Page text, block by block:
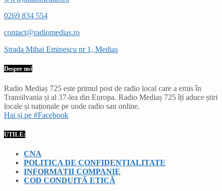
0269 834 554
contact@radiomedias.ro
Strada Mihai Eminescu nr 1, Medias
Despre noi
Radio Mediaș 725 este primul post de radio local care a emis în
Transilvania și al 37-lea din Europa. Radio Mediaș 725 îți aduce știri
locale și naționale pe unde radio sau online.
Hai și pe #Facebook
UTILE:
CNA
POLITICA DE CONFIDENȚIALITATE
INFORMAȚII COMPANIE
COD CONDUITĂ ETICĂ